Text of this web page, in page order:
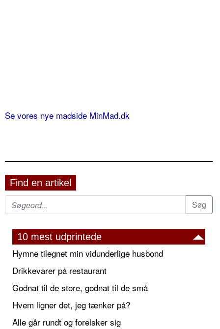
Se vores nye madside MinMad.dk
Find en artikel
10 mest udprintede
Hymne tilegnet min vidunderlige husbond
Drikkevarer på restaurant
Godnat til de store, godnat til de små
Hvem ligner det, jeg tænker på?
Alle går rundt og forelsker sig